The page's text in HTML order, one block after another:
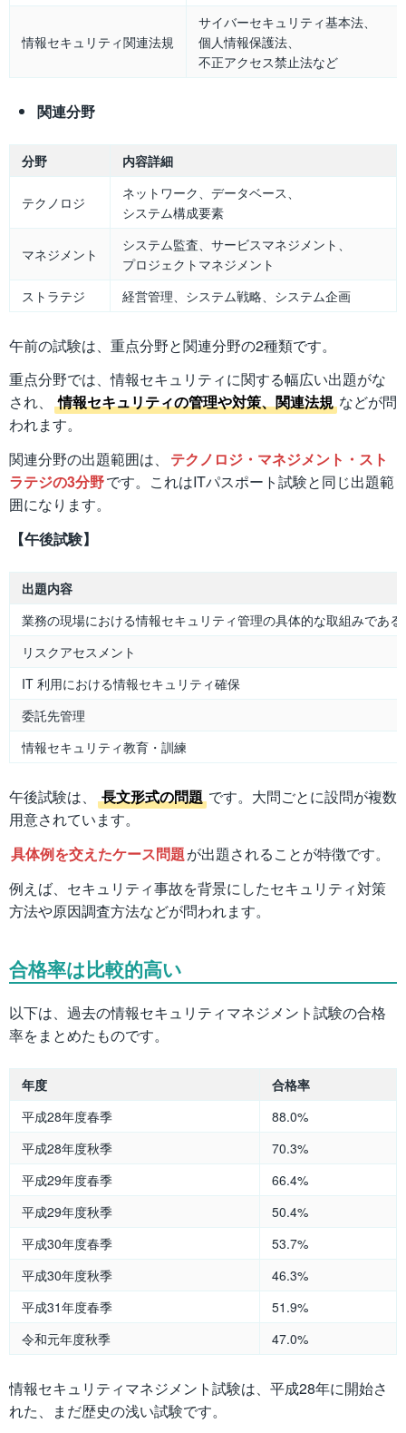
情報セキュリティ関連法規
サイバーセキュリティ基本法、
個人情報保護法、
不正アクセス禁止法など
関連分野
分野 内容詳細
テクノロジ
ネットワーク、データベース、
システム構成要素
マネジメント
システム監査、サービスマネジメント、
プロジェクトマネジメント
ストラテジ
経営管理、システム戦略、システム企画
午前の試験は、重点分野と関連分野の2種類です。
重点分野では、情報セキュリティに関する幅広い出題がな
され、
情報セキュリティの管理や対策、関連法規 などが問
われます。
関連分野の出題範囲は、
テクノロジ・マネジメント・スト
ラテジの3分野です。これはITパスポート試験と同じ出題範
囲になります。
【午後試験】
出題内容
業務の現場における情報セキュリティ管理の具体的な取組みであ
リスクアセスメント
IT 利用における情報セキュリティ確保
委託先管理
情報セキュリティ教育・訓練
午後試験は、 長文形式の問題 です。大問ごとに設問が複数
用意されています。
具体例を交えたケース問題が出題されることが特徴です。
例えば、セキュリティ事故を背景にしたセキュリティ対策
方法や原因調査方法などが問われます。
合格率は比較的高い
以下は、過去の情報セキュリティマネジメント試験の合格
率をまとめたものです。
年度
合格率
平成28年度春季
88.0%
平成28年度秋季
70.3%
平成29年度春季
66.4%
平成29年度秋季
50.4%
平成30年度春季
53.7%
平成30年度秋季
46.3%
平成31年度春季
51.9%
令和元年度秋季
47.0%
情報セキュリティマネジメント試験は、平成28年に開始さ
れた、まだ歴史の浅い試験です。